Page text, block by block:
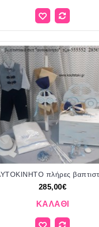
285,00€
ΚΑΛΆΘΙ